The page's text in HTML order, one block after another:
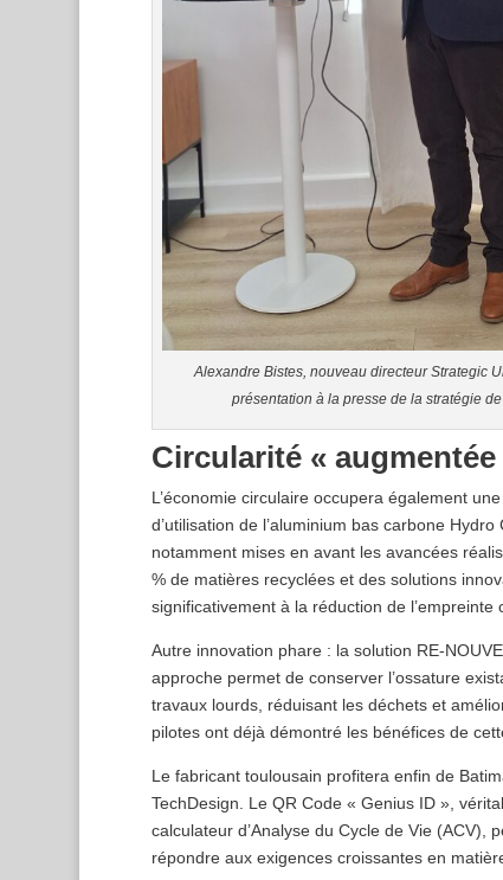
Alexandre Bistes, nouveau directeur Strategic
présentation à la presse de la stratégie
Circularité « augmentée
L’économie circulaire occupera également
d’utilisation de l’aluminium bas carbone
notamment mises en avant les avancées
% de matières recyclées et des solutions
significativement à la réduction de l’empreinte
Autre innovation phare : la solution RE-
approche permet de conserver l’ossature
travaux lourds, réduisant les déchets et
pilotes ont déjà démontré les bénéfices de
Le fabricant toulousain profitera enfin de
TechDesign. Le QR Code « Genius ID »,
calculateur d’Analyse du Cycle de Vie
répondre aux exigences croissantes en